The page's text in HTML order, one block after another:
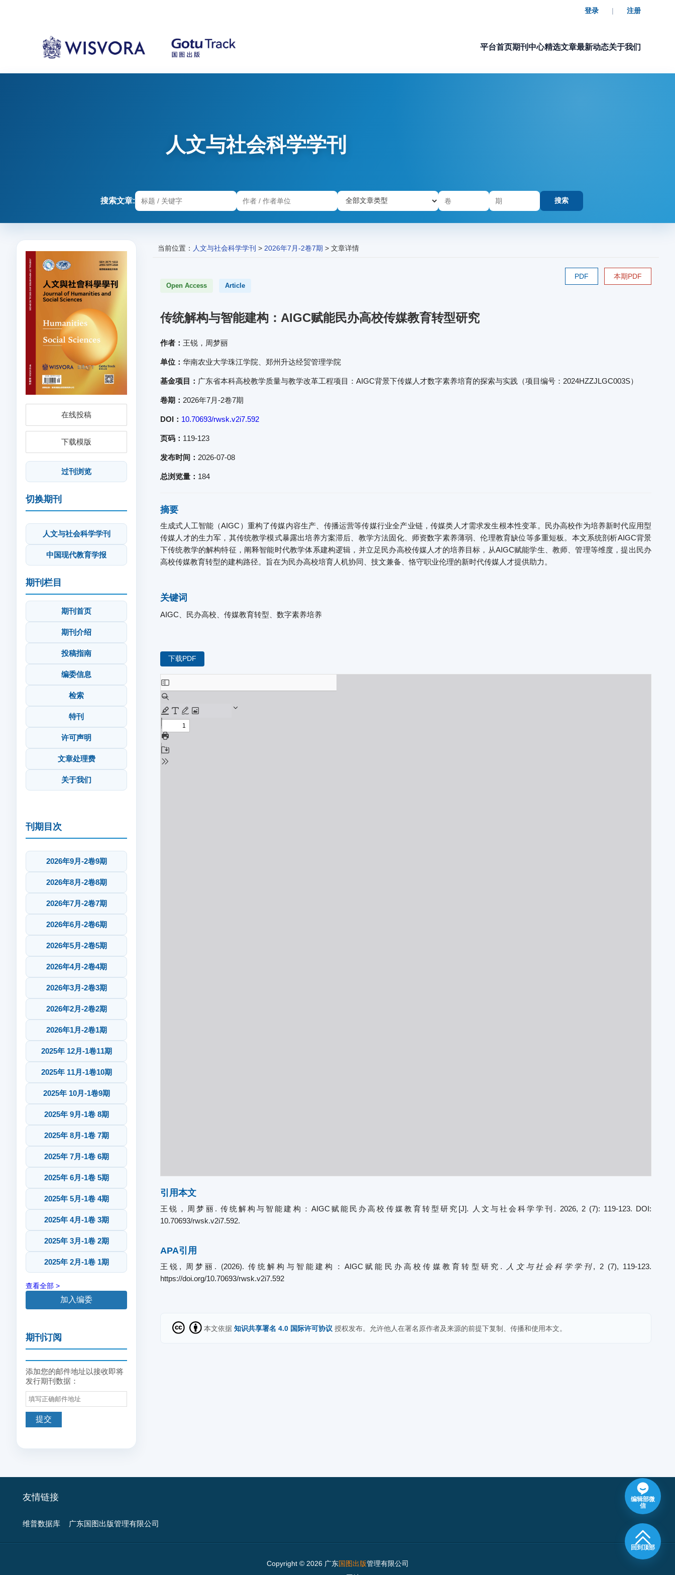
登录 | 注册
平台首页期刊中心精选文章最新动态关于我们
人文与社会科学学刊
搜索文章:
在线投稿
下载模版
过刊浏览
切换期刊
人文与社会科学学刊
中国现代教育学报
期刊栏目
期刊首页
期刊介绍
投稿指南
编委信息
检索
特刊
许可声明
文章处理费
关于我们
刊期目次
2026年9月-2卷9期
2026年8月-2卷8期
2026年7月-2卷7期
2026年6月-2卷6期
2026年5月-2卷5期
2026年4月-2卷4期
2026年3月-2卷3期
2026年2月-2卷2期
2026年1月-2卷1期
2025年 12月-1卷11期
2025年 11月-1卷10期
2025年 10月-1卷9期
2025年 9月-1卷 8期
2025年 8月-1卷 7期
2025年 7月-1卷 6期
2025年 6月-1卷 5期
2025年 5月-1卷 4期
2025年 4月-1卷 3期
2025年 3月-1卷 2期
2025年 2月-1卷 1期
查看全部 >
加入编委
期刊订阅
添加您的邮件地址以接收即将
发行期刊数据：
当前位置： 人文与社会科学学刊 > 2026年7月-2卷7期 > 文章详情
PDF 本期PDF
Open Access Article
传统解构与智能建构：AIGC赋能民办高校传媒教育转型研究
作者： 王锐，周梦丽
单位： 华南农业大学珠江学院、郑州升达经贸管理学院
基金项目： 广东省本科高校教学质量与教学改革工程项目：AIGC背景下传媒人才数字素养培育的探索与实践（项目编号：2024HZZJLGC003S）
卷期： 2026年7月-2卷7期
DOI： 10.70693/rwsk.v2i7.592
页码： 119-123
发布时间： 2026-07-08
总浏览量： 184
摘要
生成式人工智能（AIGC）重构了传媒内容生产、传播运营等传媒行业全产业链，传媒类人才需求发生根本性变革。民办高校作为培养新时代应用型
传媒人才的生力军，其传统教学模式暴露出培养方案滞后、教学方法固化、师资数字素养薄弱、伦理教育缺位等多重短板。本文系统剖析AIGC背景
下传统教学的解构特征，阐释智能时代教学体系建构逻辑，并立足民办高校传媒人才的培养目标，从AIGC赋能学生、教师、管理等维度，提出民办
高校传媒教育转型的建构路径。旨在为民办高校培育人机协同、技文兼备、恪守职业伦理的新时代传媒人才提供助力。
关键词
AIGC、民办高校、传媒教育转型、数字素养培养
下载PDF
引用本文
王锐，周梦丽. 传统解构与智能建构：AIGC赋能民办高校传媒教育转型研究[J]. 人文与社会科学学刊. 2026, 2 (7): 119-123. DOI:
10.70693/rwsk.v2i7.592.
APA引用
王锐, 周梦丽. (2026). 传统解构与智能建构：AIGC赋能民办高校传媒教育转型研究. 人文与社会科学学刊, 2 (7), 119-123.
https://doi.org/10.70693/rwsk.v2i7.592
本文依据知识共享署名 4.0 国际许可协议授权发布。允许他人在署名原作者及来源的前提下复制、传播和使用本文。
友情链接
维普数据库 广东国图出版管理有限公司
Copyright © 2026 广东国图出版管理有限公司
编辑部微
信
回到顶部